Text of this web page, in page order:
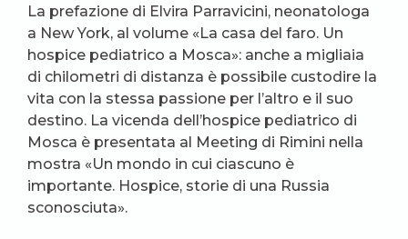
La prefazione di Elvira Parravicini, neonatologa
a New York, al volume «La casa del faro. Un
hospice pediatrico a Mosca»: anche a migliaia
di chilometri di distanza è possibile custodire la
vita con la stessa passione per l’altro e il suo
destino. La vicenda dell’hospice pediatrico di
Mosca è presentata al Meeting di Rimini nella
mostra «Un mondo in cui ciascuno è
importante. Hospice, storie di una Russia
sconosciuta».